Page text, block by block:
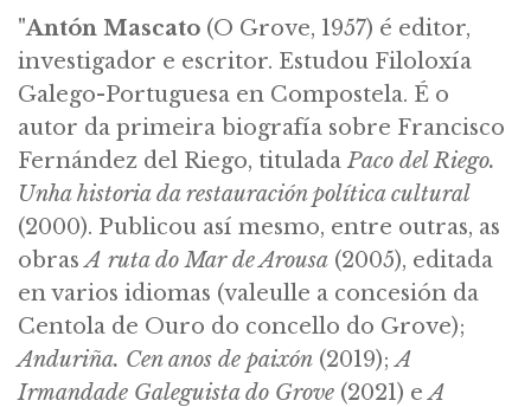
"Antón Mascato (O Grove, 1957) é editor,
investigador e escritor. Estudou Filoloxía
Galego-Portuguesa en Compostela. É o
autor da primeira biografía sobre Francisco
Fernández del Riego, tituladaPaco del Riego.
Unha historia da restauración política cultural
(2000). Publicou así mesmo, entre outras, as
obrasA ruta do Mar de Arousa (2005), editada
en varios idiomas (valeulle a concesión da
Centola de Ouro do concello do Grove);
Anduriña. Cen anos de paixón (2019);A
Irmandade Galeguista do Grove (2021) eA